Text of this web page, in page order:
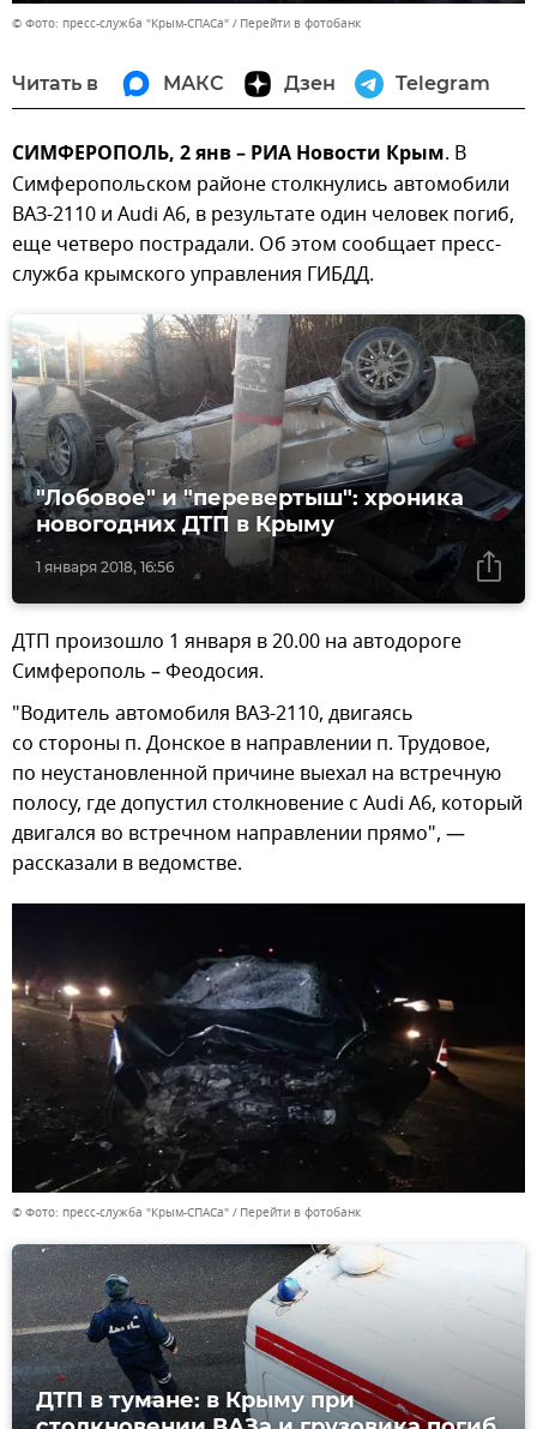
© Фото: пресс-служба "Крым-СПАСа" Перейти в фотобанк
Читать в МАКС Дзен Telegram
СИМФЕРОПОЛЬ, 2 янв – РИА Новости Крым. В
Симферопольском районе столкнулись автомобили
ВАЗ-2110 и Audi A6, в результате один человек погиб,
еще четверо пострадали. Об этом сообщает пресс-
служба крымского управления ГИБДД.
1 января 2018, 16:56
"Лобовое" и "перевертыш": хроника
новогодних ДТП в Крыму
ДТП произошло 1 января в 20.00 на автодороге
Симферополь – Феодосия.
"Водитель автомобиля ВАЗ-2110, двигаясь
со стороны п. Донское в направлении п. Трудовое,
по неустановленной причине выехал на встречную
полосу, где допустил столкновение с Audi A6, который
двигался во встречном направлении прямо", —
рассказали в ведомстве.
© Фото: пресс-служба "Крым-СПАСа" Перейти в фотобанк
ДТП в тумане: в Крыму при